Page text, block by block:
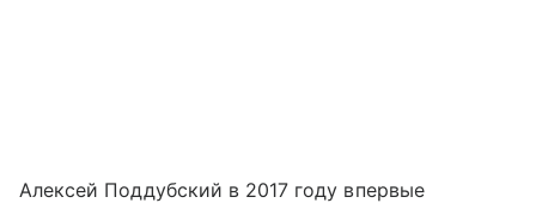
Алексей Поддубский в 2017 году впервые